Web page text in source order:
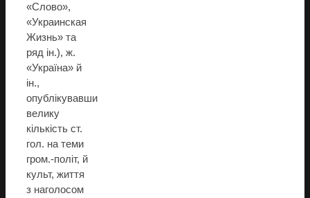
«Слово»,
«Украинская
Жизнь» та
ряд ін.), ж.
«Україна» й
ін.,
опублікувавши
велику
кількість ст.
гол. на теми
гром.-політ, й
культ, життя
з наголосом